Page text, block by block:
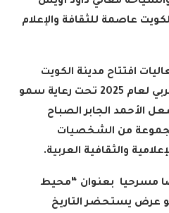
عاصمة للثقافة والإعلام
افتتاح مدينة الكويت
عاصمة للثقافة والإعلام العربي لعام 2025 تحت رعاية سمو
الأحمد الجابر الصباح
من الشخصيات
والثقافية العربية.
مسرحيا بعنوان “محيط
عرض يستحضر التاريخ